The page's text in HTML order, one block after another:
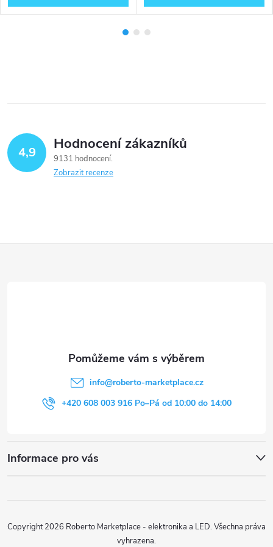
4,9 Hodnocení zákazníků
9131 hodnocení
Zobrazit recenze
info@roberto-marketplace.cz
+420 608 003 916 Po–Pá od 10:00 do 14:00
Informace pro vás
Copyright 2026 Roberto Marketplace - elektronika a LED. Všechna práva
vyhrazena.